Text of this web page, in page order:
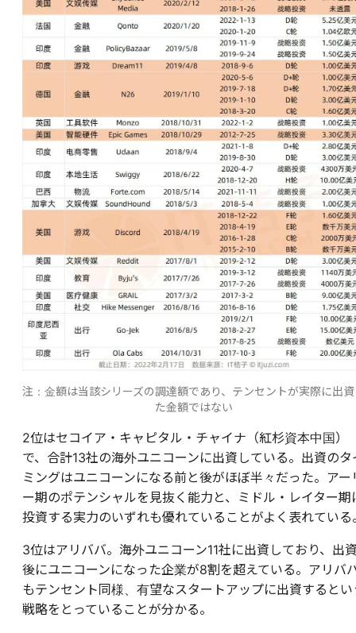
注：金額は当該シリーズの調達額であり、テンセントが実際に出
た金額ではない
2位はセコイア・キャピタル・チャイナ（紅杉資本中国）
で、合計13社の海外ユニコーンに出資している。出資のタ
ミングはユニコーンになる前と後がほぼ半々だった。アー
ー期のポテンシャルを見抜く能力と、ミドル・レイター期
投資する実力のいずれも優れていることがよく表れている
3位はアリババ。海外ユニコーン11社に出資しており、出
後にユニコーンになった企業が8割を超えている。アリバ
もテンセント同様、有望なスタートアップに出資するとい
戦略をとっていることが分かる。